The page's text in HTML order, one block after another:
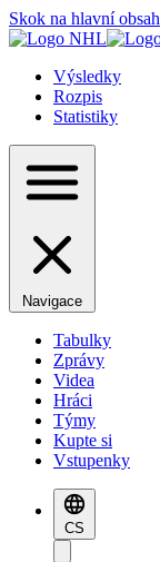
Skok na hlavní obsah
Výsledky
Rozpis
Statistiky
Navigace
Tabulky
Zprávy
Videa
Hráci
Týmy
Kupte si
Vstupenky
CS